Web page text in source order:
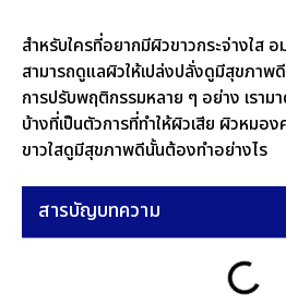
สำหรับใครที่อยากมีผิวขาวกระจ่างใส
สามารถดูแลผิวให้เปล่งปลั่งดูมีสุขภาพ
การปรับพฤติกรรมหลาย ๆ อย่าง เราม
บ้างที่เป็นตัวการที่ทำให้ผิวเสีย ผิวหมอ
ขาวใสดูมีสุขภาพดีนั้นต้องทำอย่างไร
สารบัญบทความ